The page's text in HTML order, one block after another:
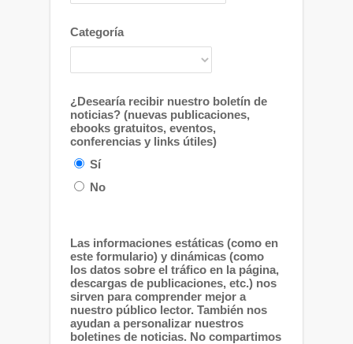
Categoría
¿Desearía recibir nuestro boletín de
noticias? (nuevas publicaciones,
ebooks gratuitos, eventos,
conferencias y links útiles)
Sí
No
Las informaciones estáticas (como en
este formulario) y dinámicas (como
los datos sobre el tráfico en la página,
descargas de publicaciones, etc.) nos
sirven para comprender mejor a
nuestro público lector. También nos
ayudan a personalizar nuestros
boletines de noticias. No compartimos